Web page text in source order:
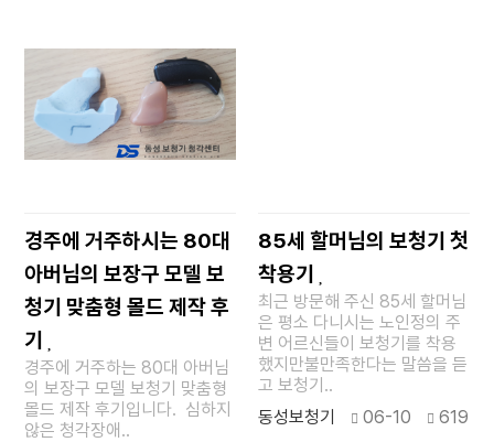
경주에 거주하시는 80대
아버님의 보장구 모델 보
청기 맞춤형 몰드 제작 후
기
경주에 거주하는 80대 아버님
의 보장구 모델 보청기 맞춤형
몰드 제작 후기입니다. 심하지
않은 청각장애..
85세 할머님의 보청기 첫
착용기
최근 방문해 주신 85세 할머님
은 평소 다니시는 노인정의 주
변 어르신들이 보청기를 착용
했지만불만족한다는 말씀을 듣
고 보청기..
동성보청기
06-10 619